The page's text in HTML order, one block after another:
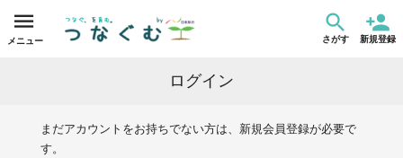
メニュー さがす 新規登録
ログイン
まだアカウントをお持ちでない方は、新規会員登録が必要で
す。